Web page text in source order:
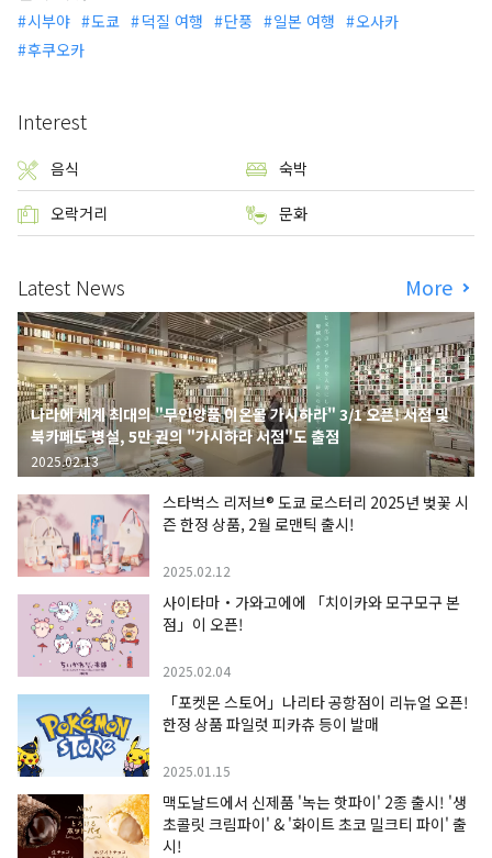
시부야 도쿄 덕질 여행 단풍 일본 여행
오사카
후쿠오카
Interest
음식 숙박
오락거리 문화
Latest News More
나라에 세계 최대의 "무인양품 이온몰 가시하라" 3/1 오픈! 서점 및
북카페도 병설, 5만 권의 "가시하라 서점"도 출점
2025.02.13
스타벅스 리저브® 도쿄 로스터리 2025년 벚꽃 시
즌 한정 상품, 2월 로맨틱 출시!
2025.02.12
사이타마・가와고에에 「치이카와 모구모구 본
점」이 오픈!
2025.02.04
「포켓몬 스토어」나리타 공항점이 리뉴얼 오픈!
한정 상품 파일럿 피카츄 등이 발매
2025.01.15
맥도날드에서 신제품 '녹는 핫파이' 2종 출시! '생
초콜릿 크림파이' & '화이트 초코 밀크티 파이' 출
시!